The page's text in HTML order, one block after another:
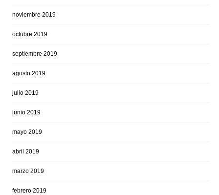
noviembre 2019
octubre 2019
septiembre 2019
agosto 2019
julio 2019
junio 2019
mayo 2019
abril 2019
marzo 2019
febrero 2019